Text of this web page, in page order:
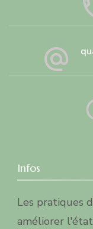
Infos
Les pratiques
améliorer